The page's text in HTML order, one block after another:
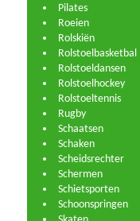
Pilates
Roeien
Rolskiën
Rolstoelbasketbal
Rolstoeldansen
Rolstoelhockey
Rolstoeltennis
Rugby
Schaatsen
Schaken
Scheidsrechter
Schermen
Schietsporten
Schoonspringen